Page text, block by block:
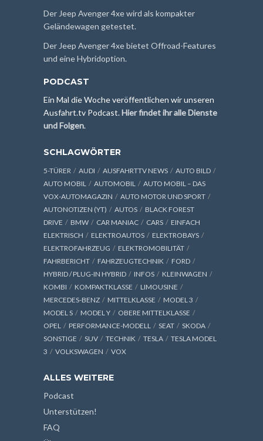
Der Jeep Avenger 4xe wird als kompakter
Geländewagen getestet.
Der Jeep Avenger 4xe bietet Offroad-Features
und eine Hybridoption.
PODCAST
Ein Mal die Woche veröffentlichen wir unseren
Ausfahrt.tv Podcast.Hier findet ihr alle Dienste
und Folgen.
SCHLAGWÖRTER
5-TÜRER AUDI AUSFAHRTTV NEWS
AUTO BILD
AUTO MOBIL
AUTOMOBIL
AUTO MOBIL – DAS
VOX-AUTOMAGAZIN
AUTO MOTOR UND SPORT
AUTONOTIZEN (YT)
AUTOS
BLACK FOREST
DRIVE
BMW CAR MANIAC CARS
EINFACH
ELEKTRISCH
ELEKTROAUTOS
ELEKTROBAYS
ELEKTROFAHRZEUG
ELEKTROMOBILITÄT
FAHRBERICHT
FAHRZEUGTECHNIK
FORD
HYBRID / PLUG-IN HYBRID
INFOS
KLEINWAGEN
KOMBI
KOMPAKTKLASSE
LIMOUSINE
MERCEDES-BENZ
MITTELKLASSE
MODEL 3
MODEL S
MODEL Y
OBERE MITTELKLASSE
OPEL
PERFORMANCE-MODELL SEAT
SKODA
SONSTIGE
SUV TECHNIK TESLA
TESLA MODEL
3
VOLKSWAGEN VOX
ALLES WEITERE
Podcast
Unterstützen!
FAQ